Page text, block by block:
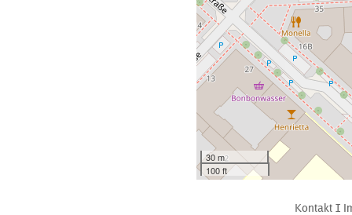
30 m
100 ft
Kontakt Ι